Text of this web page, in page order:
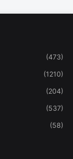
(473)
(1210)
(204)
(537)
(58)